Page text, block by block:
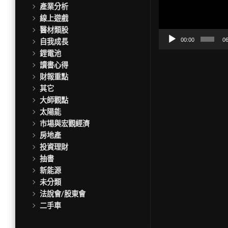
產業分析
線上遊戲
醫材類股
自我成長
鋰電池
讀書心得
財報重點
其它
大師觀點
太陽能
市場與宏觀經濟
房地產
投資理財
抽書
新能源
未分類
法說會/股東會
二手車
放
00:00